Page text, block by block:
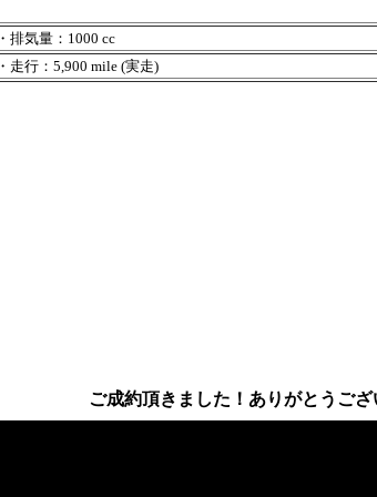
・排気量：1000 cc
・走行：5,900 mile (実走)
ご成約頂きました！ありがとうござ